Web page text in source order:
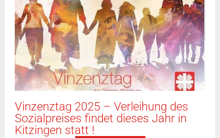
Vinzenztag 2025 – Verleihung des
Sozialpreises findet dieses Jahr in
Kitzingen statt !